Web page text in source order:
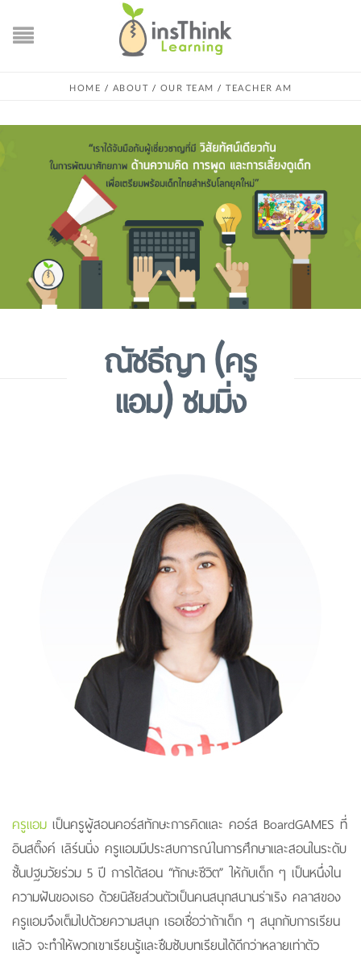
HOME / ABOUT / OUR TEAM / TEACHER AM
ณัชธีญา (ครู
แอม) ชมมิ่ง
ครูแอม เป็นครูผู้สอนคอร์สทักษะการคิดและ คอร์ส BoardGAMES ที่
อินสติ๊งค์ เลิร์นนิ่ง ครูแอมมีประสบการณ์ในการศึกษาและสอนในระดับ
ชั้นปฐมวัยร่วม 5 ปี การได้สอน “ทักษะชีวิต” ให้กับเด็ก ๆ เป็นหนึ่งใน
ความฝันของเธอ ด้วยนิสัยส่วนตัวเป็นคนสนุกสนานร่าเริง คลาสของ
ครูแอมจึงเต็มไปด้วยความสนุก เธอเชื่อว่าถ้าเด็ก ๆ สนุกกับการเรียน
แล้ว จะทำให้พวกเขาเรียนรู้และซึมซับบทเรียนได้ดีกว่าหลายเท่าตัว